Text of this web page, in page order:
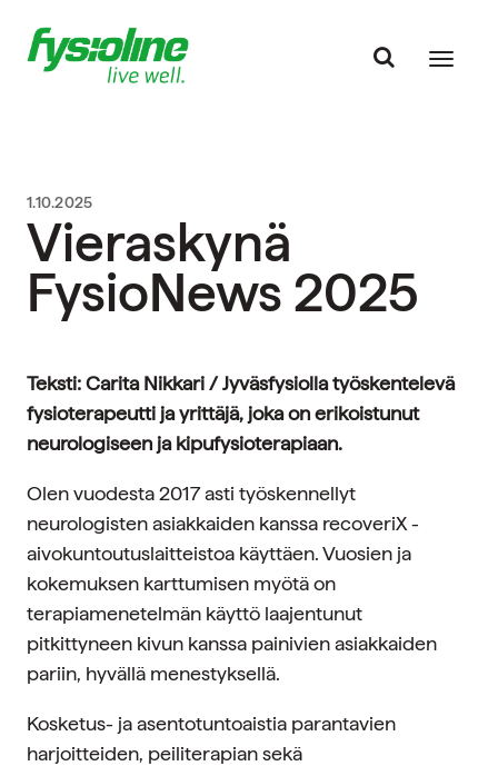
1.10.2025
Vieraskynä
FysioNews 2025
Teksti: Carita Nikkari / Jyväsfysiolla työskentelevä
fysioterapeutti ja yrittäjä, joka on erikoistunut
neurologiseen ja kipufysioterapiaan.
Olen vuodesta 2017 asti työskennellyt
neurologisten asiakkaiden kanssa recoveriX -
aivokuntoutuslaitteistoa käyttäen. Vuosien ja
kokemuksen karttumisen myötä on
terapiamenetelmän käyttö laajentunut
pitkittyneen kivun kanssa painivien asiakkaiden
pariin, hyvällä menestyksellä.
Kosketus- ja asentotuntoaistia parantavien
harjoitteiden, peiliterapian sekä